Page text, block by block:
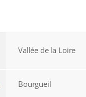
Vallée de la Loire
Bourgueil